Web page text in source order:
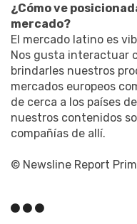
¿Cómo ve
mercado?
El mercado latino es
Nos gusta interactuar
brindarles nuestros
mercados europeos
de cerca a los países
nuestros contenidos
compañías de allí.
© Newsline Report